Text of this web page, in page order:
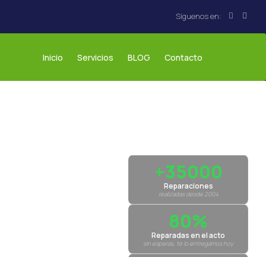
Inicio Servicios BLOG Contacto
+35000
Reparaciones
realizadas desde 2004
80%
Reparadas en el acto
sin esperas, te lo entregamos hoy